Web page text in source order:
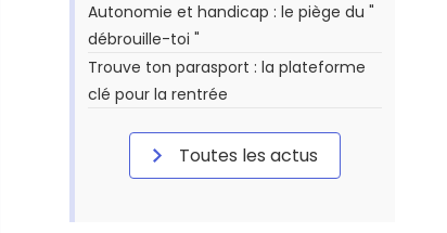
Autonomie et handicap : le piège du "
débrouille-toi "
Trouve ton parasport : la plateforme
clé pour la rentrée
Toutes les actus